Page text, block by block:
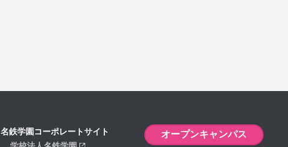
名鉄学園コーポレートサイト
オープンキャンパス